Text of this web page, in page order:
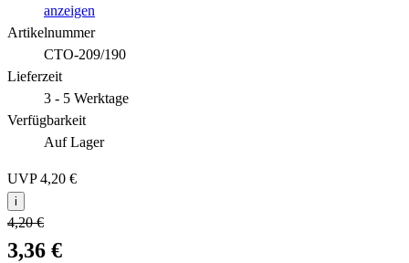
anzeigen
Artikelnummer
CTO-209/190
Lieferzeit
3 - 5 Werktage
Verfügbarkeit
Auf Lager
UVP4,20 €
i
4,20 €
3,36 €